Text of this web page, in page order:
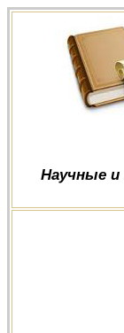
Научные